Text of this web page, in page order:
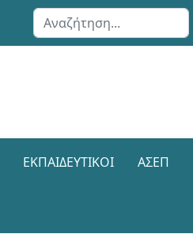
Αναζήτηση...
ΕΚΠΑΙΔΕΥΤΙΚΟΊ ΑΣΕΠ